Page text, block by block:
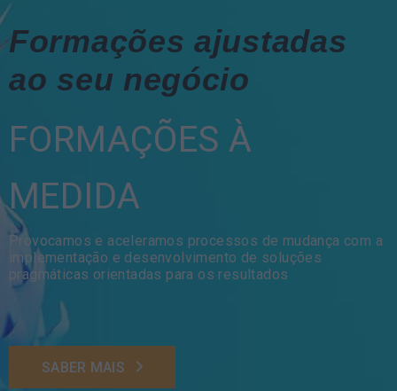
Formações ajustadas
ao seu negócio
FORMAÇÕES À
MEDIDA
Provocamos e aceleramos processos de mudança com a
implementação e desenvolvimento de soluções
pragmáticas orientadas para os resultados
SABER MAIS